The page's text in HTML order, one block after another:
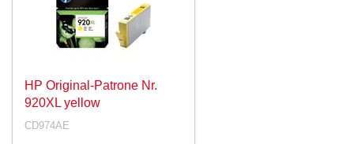
HP Original-Patrone Nr.
920XL yellow
CD974AE